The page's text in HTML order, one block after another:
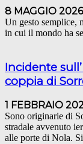
8 MAGGIO 2026
Un gesto semplice,
in cui il mondo ha
Incidente
coppia di
1 FEBBRAIO
Sono originarie di
stradale avvenuto
alle porte di Nola.